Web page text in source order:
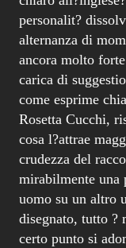
personalit?
alternanza di
ancora molto
carica di
come esprime
Rosetta Cucchi,
cosa l?attrae
crudezza del
mirabilmente una
uomo su un altro
disegnato, tutto ?
certo punto si